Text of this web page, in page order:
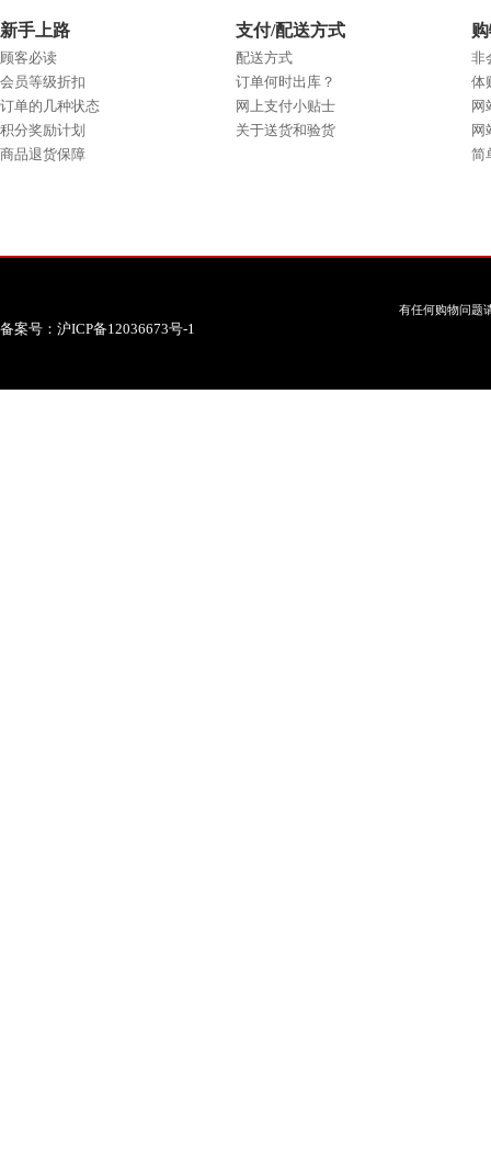
新手上路
顾客必读
会员等级折扣
订单的几种状态
积分奖励计划
商品退货保障
支付/配送方式
配送方式
订单何时出库？
网上支付小贴士
关于送货和验货
非
体
网
网
简
有任何购物问题
备案号：沪ICP备12036673号-1